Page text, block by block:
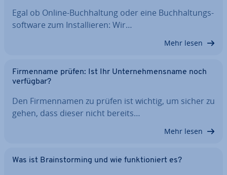
Egal ob Online-Buch­hal­tung oder eine Buch­hal­tungs­
soft­ware zum In­stal­lie­ren: Wir…
Mehr lesen
Fir­men­na­me prüfen: Ist Ihr Un­ter­neh­mens­na­me noch
verfügbar?
Den Fir­men­na­men zu prüfen ist wichtig, um sicher zu
gehen, dass dieser nicht bereits…
Mehr lesen
Was ist Brain­stor­ming und wie funk­tio­niert es?